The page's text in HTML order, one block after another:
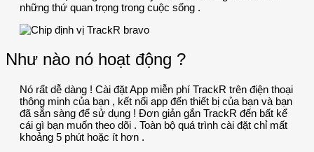
những thứ quan trọng trong cuộc sống .
Như nào nó hoạt động ?
Nó rất dễ dàng ! Cài đặt App miễn phí TrackR trên điện thoại
thông minh của bạn , kết nối app đến thiết bị của bạn và bạn
đã sẵn sàng để sử dụng ! Đơn giản gắn TrackR đến bất kể
cái gì bạn muốn theo dõi . Toàn bộ quá trình cài đặt chỉ mất
khoảng 5 phút hoặc ít hơn .